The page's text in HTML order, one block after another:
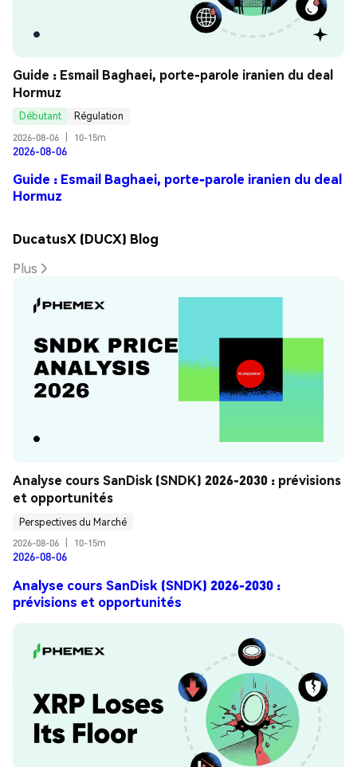
Guide : Esmail Baghaei, porte-parole iranien du deal
Hormuz
Débutant
Régulation
2026-08-06
10-15m
2026-08-06
Guide : Esmail Baghaei, porte-parole iranien du deal
Hormuz
DucatusX (DUCX) Blog
Plus
Analyse cours SanDisk (SNDK) 2026-2030 : prévisions
et opportunités
Perspectives du Marché
2026-08-06
10-15m
2026-08-06
Analyse cours SanDisk (SNDK) 2026-2030 :
prévisions et opportunités